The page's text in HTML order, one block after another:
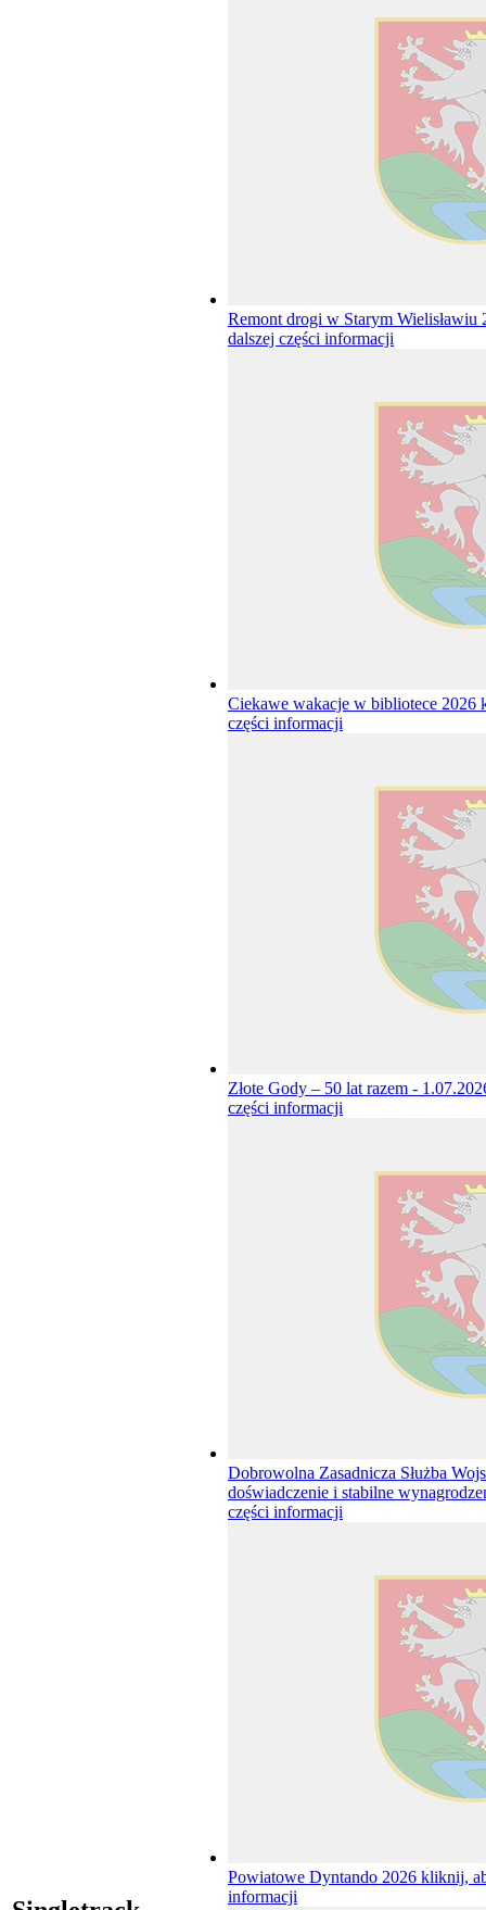
Remont drogi w Starym Wielisławiu
dalszej części informacji
Ciekawe wakacje w bibliotece 2026
części informacji
Złote Gody – 50 lat razem -
części informacji
Dobrowolna Zasadnicza Służba
doświadczenie i stabilne
części informacji
Powiatowe Dyntando 2026 kliknij,
informacji